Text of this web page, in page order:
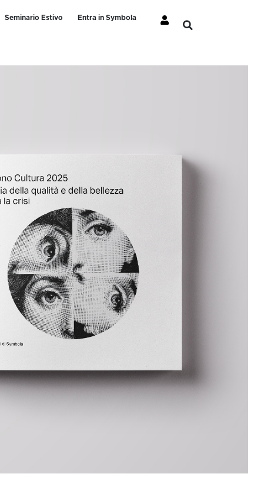
Seminario Estivo
Entra in Symbola